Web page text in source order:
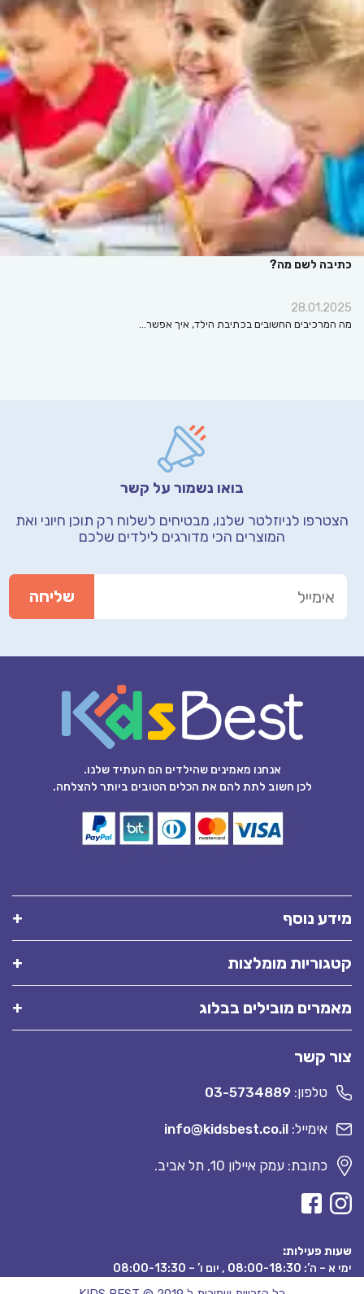
כתיבה לשם מה?
28.01.2025
מה המרכיבים החשובים בכתיבת הילד, איך אפשר…
בואו נשמור על קשר
הצטרפו לניוזלטר שלנו, מבטיחים לשלוח רק תוכן חיוני ואת
המוצרים הכי מדורגים לילדים שלכם
אנחנו מאמינים שהילדים הם העתיד שלנו.
לכן חשוב לתת להם את הכלים הטובים ביותר להצלחה.
מידע נוסף
קטגוריות מומלצות
מאמרים מובילים בבלוג
צור קשר
טלפון: 03-5734889
אימייל: info@kidsbest.co.il
כתובת: עמק איילון 10, תל אביב.
שעות פעילות:
ימי א – ה’: 08:00-18:30 , יום ו’ – 08:00-13:30